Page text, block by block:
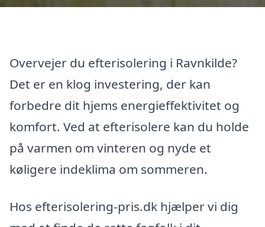
Overvejer du efterisolering i Ravnkilde?
Det er en klog investering, der kan
forbedre dit hjems energieffektivitet og
komfort. Ved at efterisolere kan du holde
på varmen om vinteren og nyde et
køligere indeklima om sommeren.
Hos efterisolering-pris.dk hjælper vi dig